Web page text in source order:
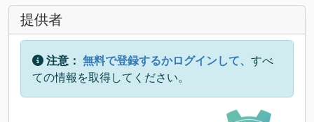
提供者
注意： 無料で登録するかログインして、 すべ
ての情報を取得してください。